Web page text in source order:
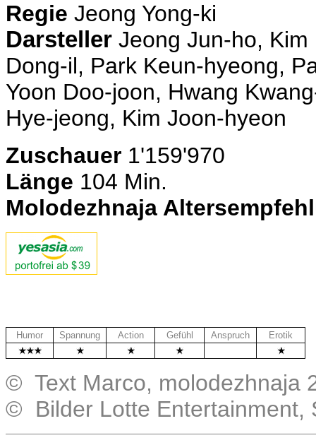
Regie Jeong Yong-ki
Darsteller Jeong Jun-ho,
Dong-il, Park Keun-hyeong,
Yoon Doo-joon, Hwang
Hye-jeong, Kim Joon-hyeon
Zuschauer 1'159'970
Länge 104 Min.
Molodezhnaja
Humor Spannung Action Gefühl Anspruch
Erotik
© Text Marco, molodezhnaja
© Bilder Lotte Entertainment,